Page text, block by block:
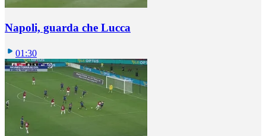
Napoli, guarda che Lucca
01:30